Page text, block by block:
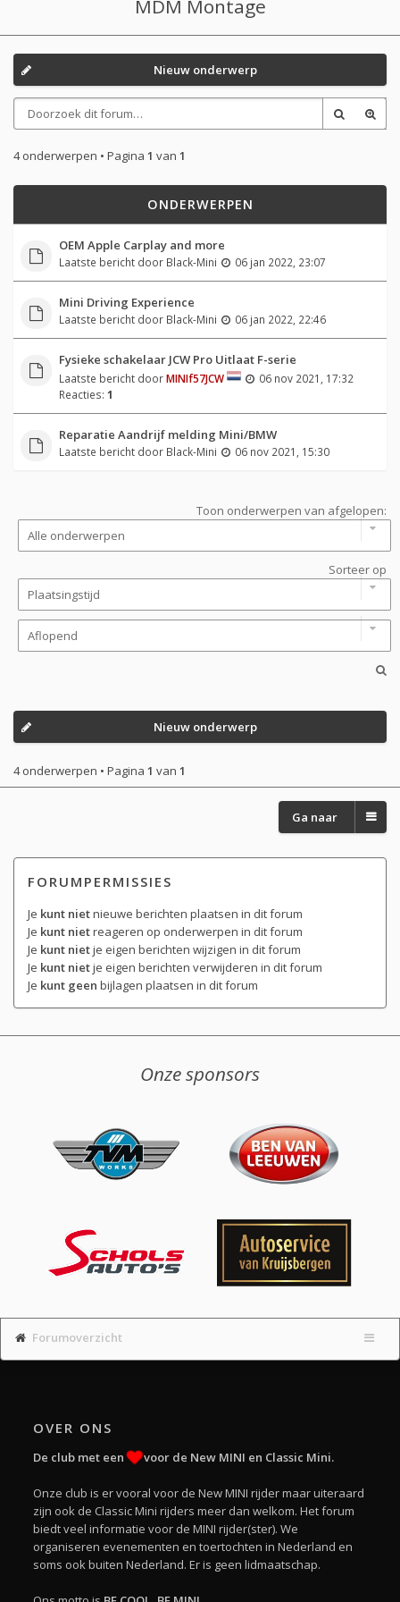
MDM Montage
Nieuw onderwerp
4 onderwerpen • Pagina 1 van 1
ONDERWERPEN
OEM Apple Carplay and more
Laatste bericht door Black-Mini 06 jan 2022, 23:07
Mini Driving Experience
Laatste bericht door Black-Mini 06 jan 2022, 22:46
Fysieke schakelaar JCW Pro Uitlaat F-serie
Laatste bericht doorMINIf57JCW
06 nov 2021, 17:32
Reacties: 1
Reparatie Aandrijf melding Mini/BMW
Laatste bericht door Black-Mini 06 nov 2021, 15:30
Toon onderwerpen van afgelopen:
Sorteer op
Nieuw onderwerp
4 onderwerpen • Pagina 1 van 1
Ga naar
FORUMPERMISSIES
Je kunt nietnieuwe berichten plaatsen in dit forum
Je kunt nietreageren op onderwerpen in dit forum
Je kunt nietje eigen berichten wijzigen in dit forum
Je kunt nietje eigen berichten verwijderen in dit forum
Je kunt geen bijlagen plaatsen in dit forum
Onze sponsors
Forumoverzicht
OVER ONS
De club met een voor de New MINI en Classic Mini.
Onze club is er vooral voor de New MINI rijder maar uiteraard
zijn ook de Classic Mini rijders meer dan welkom. Het forum
biedt veel informatie voor de MINI rijder(ster). We
organiseren evenementen en toertochten in Nederland en
soms ook buiten Nederland. Er is geen lidmaatschap.